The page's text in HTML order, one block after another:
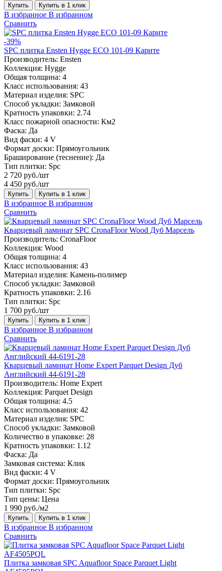
Купить Купить в 1 клик
В избранное В избранном
Сравнить
-39%
SPC плитка Ensten Hygge ECO 101-09 Карите
Производитель: Ensten
Коллекция: Hygge
Общая толщина: 4
Класс использования: 43
Материал изделия: SPC
Способ укладки: Замковой
Кратность упаковки: 2.74
Класс пожарной опасности: Км2
Фаска: Да
Вид фаски: 4 V
Формат доски: Прямоугольник
Браширование (теснение): Да
Тип плитки: Spc
2 720 руб./шт
4 450 руб./шт
Купить Купить в 1 клик
В избранное В избранном
Сравнить
Кварцевый ламинат SPC CronaFloor Wood Дуб Марсель
Производитель: CronaFloor
Коллекция: Wood
Общая толщина: 4
Класс использования: 43
Материал изделия: Камень-полимер
Способ укладки: Замковой
Кратность упаковки: 2.16
Тип плитки: Spc
1 700 руб./шт
Купить Купить в 1 клик
В избранное В избранном
Сравнить
Кварцевый ламинат Home Expert Parquet Design Дуб
Английский 44-6191-28
Производитель: Home Expert
Коллекция: Parquet Design
Общая толщина: 4.5
Класс использования: 42
Материал изделия: SPC
Способ укладки: Замковой
Количество в упаковке: 28
Кратность упаковки: 1.12
Фаска: Да
Замковая система: Клик
Вид фаски: 4 V
Формат доски: Прямоугольник
Тип плитки: Spc
Тип цены: Цена
1 990 руб./м2
Купить Купить в 1 клик
В избранное В избранном
Сравнить
Плитка замковая SPC Aquafloor Space Parquet Light